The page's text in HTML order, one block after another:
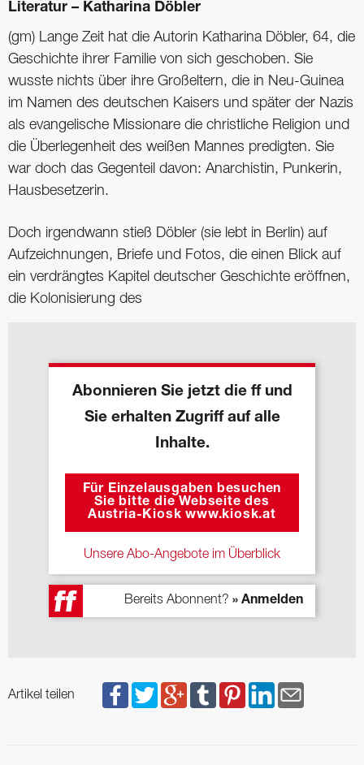
Literatur – Katharina Döbler
(gm) Lange Zeit hat die Autorin Katharina Döbler, 64, die
Geschichte ihrer Familie von sich geschoben. Sie
wusste nichts über ihre Großeltern, die in Neu-Guinea
im Namen des deutschen Kaisers und später der Nazis
als evangelische Missionare die christliche Religion und
die Überlegenheit des weißen Mannes predigten. Sie
war doch das Gegenteil davon: Anarchistin, Punkerin,
Hausbesetzerin.
Doch irgendwann stieß Döbler (sie lebt in Berlin) auf
Aufzeichnungen, Briefe und Fotos, die einen Blick auf
ein verdrängtes Kapitel deutscher Geschichte eröffnen,
die Kolonisierung des
Abonnieren Sie jetzt die ff und
Sie erhalten Zugriff auf alle
Inhalte.
Für Einzelausgaben besuchen
Sie bitte die Webseite des
Austria-Kiosk www.kiosk.at
Unsere Abo-Angebote im Überblick
Bereits Abonnent? » Anmelden
Artikel teilen